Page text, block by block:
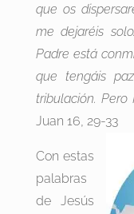
que os
me dejaréis
Padre está
que tengáis
tribulación. Pero
Juan 16, 29-33
Con estas
palabras
de Jesús